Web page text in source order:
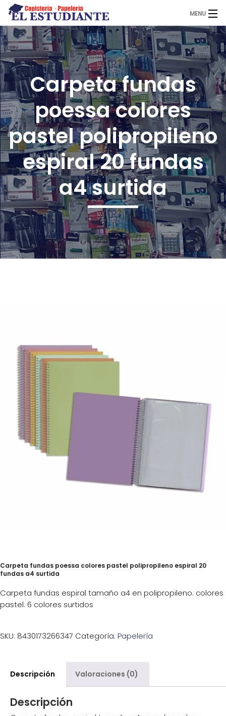
MENU
El Estudiante
Copistería
Papelería
Servicios
Novedades
¿Quiénes Somos?
Carpeta fundas
poessa colores
pastel polipropileno
espiral 20 fundas
a4 surtida
Carpeta fundas poessa colores pastel polipropileno espiral 20
fundas a4 surtida
Carpeta fundas espiral tamaño a4 en polipropileno. colores
pastel. 6 colores surtidos
SKU: 8430173266347 Categoría: Papelería
Descripción Valoraciones (0)
Descripción